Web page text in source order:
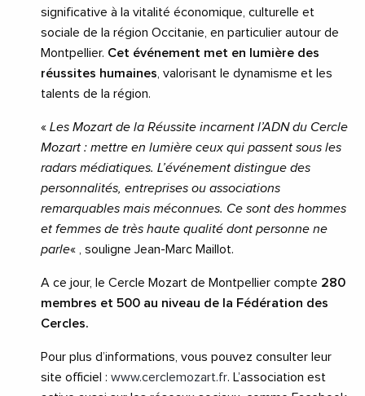
significative à la vitalité économique, culturelle et
sociale de la région Occitanie, en particulier autour de
Montpellier. Cet événement met en lumière des
réussites humaines, valorisant le dynamisme et les
talents de la région.
« Les Mozart de la Réussite incarnent l’ADN du Cercle
Mozart : mettre en lumière ceux qui passent sous les
radars médiatiques. L’événement distingue des
personnalités, entreprises ou associations
remarquables mais méconnues. Ce sont des hommes
et femmes de très haute qualité dont personne ne
parle« , souligne Jean-Marc Maillot.
A ce jour, le Cercle Mozart de Montpellier compte 280
membres et 500 au niveau de la Fédération des
Cercles.
Pour plus d’informations, vous pouvez consulter leur
site officiel : www.cerclemozart.fr. L’association est